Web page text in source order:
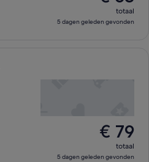
totaal
5 dagen geleden gevonden
€ 79
totaal
5 dagen geleden gevonden